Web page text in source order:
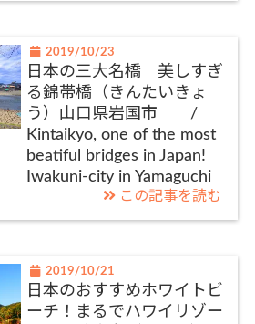
2019/10/23
日本の三大名橋 美しすぎ
る錦帯橋（きんたいきょ
う）山口県岩国市 /
Kintaikyo, one of the most
beatiful bridges in Japan!
Iwakuni-city in Yamaguchi
この記事を読む
2019/10/21
日本のおすすめホワイトビ
ーチ！まるでハワイリゾー